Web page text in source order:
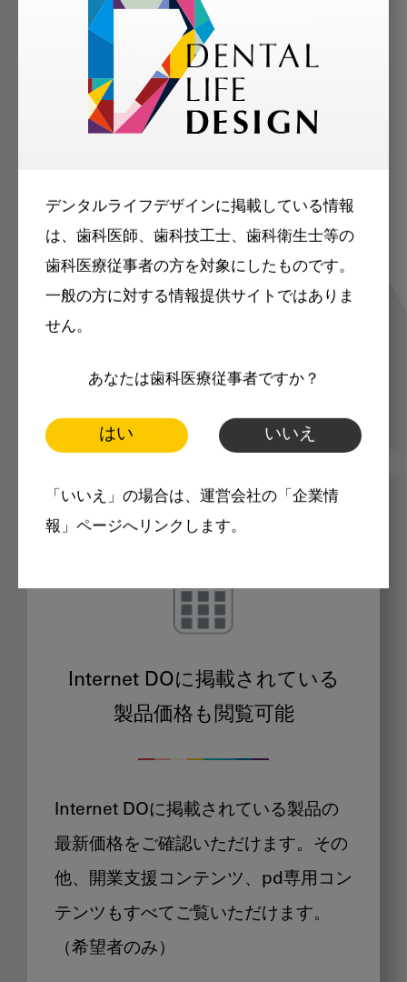
デンタルライフデザインに掲載している情報
は、歯科医師、歯科技工士、歯科衛生士等の
歯科医療従事者の方を対象にしたものです。
一般の方に対する情報提供サイトではありま
せん。
あなたは歯科医療従事者ですか？
はい いいえ
「いいえ」の場合は、運営会社の「企業情
報」ページへリンクします。
歯科に関するお役立ち情報を
ご登録いただいた職種（歯科医師、歯
科衛生士、歯科技工士）に合わせた内
容のメールマガジンをお届けします。
Internet DOに掲載されている
製品価格も閲覧可能
Internet DOに掲載されている製品の
最新価格をご確認いただけます。その
他、開業支援コンテンツ、pd専用コン
テンツもすべてご覧いただけます。
（希望者のみ）